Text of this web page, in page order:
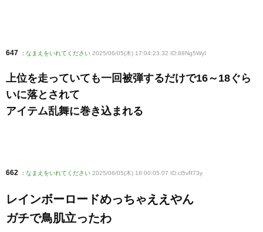
647 : なまえをいれてください 2025/06/05(木) 17:04:23.32 ID:88Ng5WyI
上位を走っていても一回被弾するだけで16～18ぐら
いに落とされて
アイテム乱舞に巻き込まれる
662 : なまえをいれてください 2025/06/05(木) 18:00:05.07 ID:cl5vR73y
レインボーロードめっちゃええやん
ガチで鳥肌立ったわ